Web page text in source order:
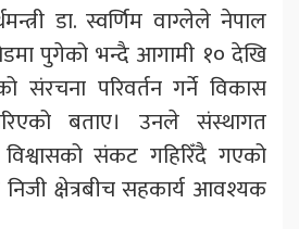
डा. स्वर्णिम वाग्लेले नेपाल
पुगेको भन्दै आगामी १० देखि
संरचना परिवर्तन गर्ने विकास
बताए। उनले संस्थागत
संकट गहिरिँदै गएको
निजी क्षेत्रबीच सहकार्य आवश्यक